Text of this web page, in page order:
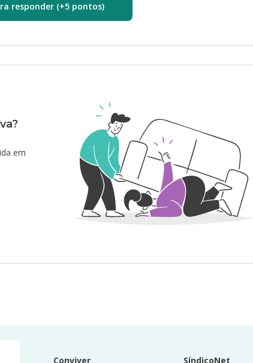
responder (+5 pontos)
em
Conviver SíndicoNet